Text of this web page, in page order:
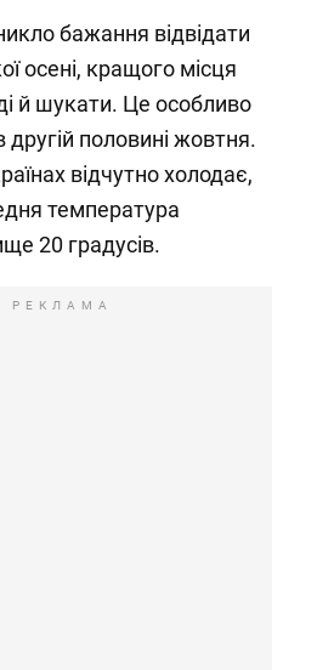
бажання відвідати
осені, кращого місця
й шукати. Це особливо
другій половині жовтня.
відчутно холодає,
температура
20 градусів.
РЕКЛАМА